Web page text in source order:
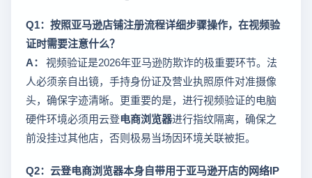
Q1：按照亚马逊店铺注册流程详细步骤操作，在视频验
证时需要注意什么？
A： 视频验证是2026年亚马逊防欺诈的极重要环节。法
人必须亲自出镜，手持身份证及营业执照原件对准摄像
头，确保字迹清晰。更重要的是，进行视频验证的电脑
硬件环境必须用云登电商浏览器进行指纹隔离，确保之
前没挂过其他店，否则极易当场因环境关联被拒。
Q2：云登电商浏览器本身自带用于亚马逊开店的网络IP